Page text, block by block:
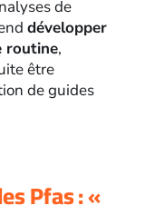
de
développer
routine,
être
de guides
Pfas : «